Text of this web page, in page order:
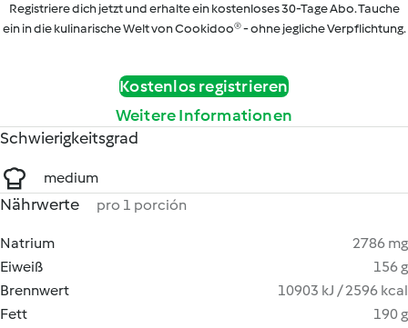
Registriere dich jetzt und erhalte ein kostenloses 30-Tage Abo. Tauche
ein in die kulinarische Welt von Cookidoo® - ohne jegliche Verpflichtung.
Kostenlos registrieren
Weitere Informationen
Schwierigkeitsgrad
medium
Nährwerte pro 1 porción
Natrium
2786 mg
Eiweiß
156 g
Brennwert
10903 kJ / 2596 kcal
Fett
190 g